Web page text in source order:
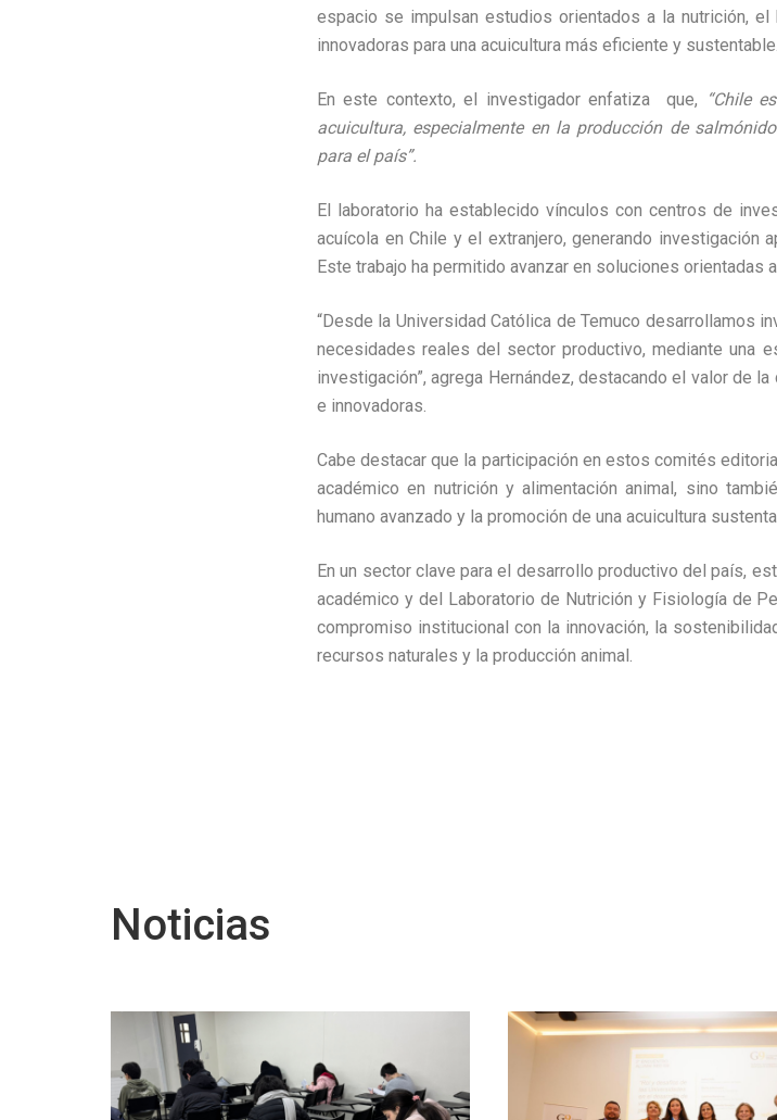
espacio se impulsan estudios orientados a la nutrición,
innovadoras para una acuicultura más eficiente y sustentable.
En este contexto, el investigador enfatiza que,
“Chile
acuicultura, especialmente en la producción de
para el país”.
El laboratorio ha establecido vínculos con centros de
acuícola en Chile y el extranjero, generando investigación
Este trabajo ha permitido avanzar en soluciones orientadas
“Desde la Universidad Católica de Temuco desarrollamos
necesidades reales del sector productivo, mediante una
investigación”, agrega Hernández, destacando el valor de
e innovadoras.
Cabe destacar que la participación en estos comités
académico en nutrición y alimentación animal, sino
humano avanzado y la promoción de una acuicultura
En un sector clave para el desarrollo productivo del país,
académico y del Laboratorio de Nutrición y Fisiología de
compromiso institucional con la innovación, la
recursos naturales y la producción animal.
Noticias